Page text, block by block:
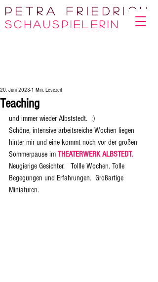
Petra Friedrich
Sc HAUSPIELERIN
Teaching
20. Juni 2023 1 Min. Lesezeit
und immer wieder Albststedt.  :)
Schöne, intensive arbeitsreiche Wochen liegen
hinter mir und eine kommt noch vor der großen
Sommerpause im THEATERWERK ALBSTEDT.
Neugierige Gesichter.   Tollle Wochen. Tolle
Begegungen und Erfahrungen.  Großartige
Miniaturen.